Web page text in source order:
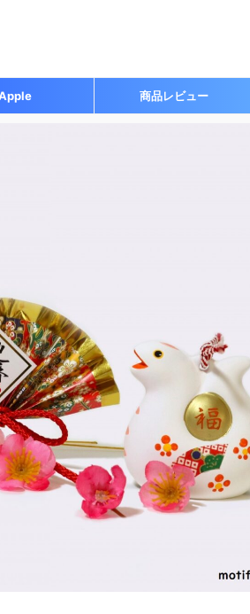
商品レビュー